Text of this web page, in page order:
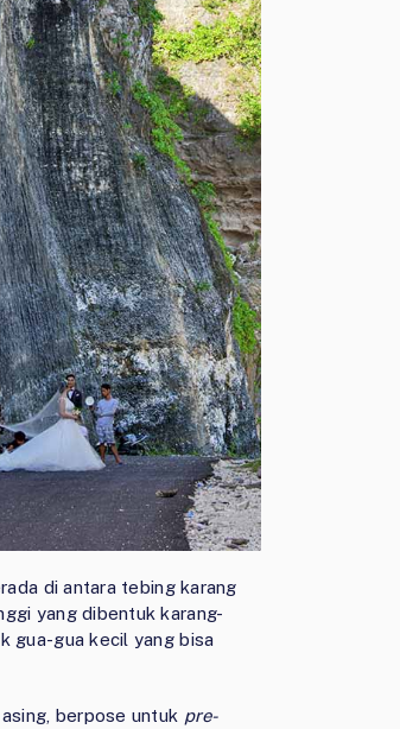
di antara tebing karang
yang dibentuk karang-
gua-gua kecil yang bisa
berpose untuk pre-